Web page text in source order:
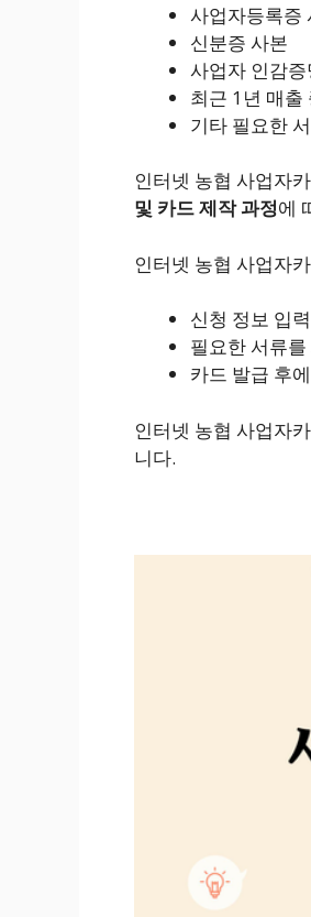
사업자등록증
신분증 사본
사업자 인감증
최근 1년 매출
기타 필요한
인터넷 농협 사업자
및 카드 제작 과정에
인터넷 농협 사업자
신청 정보 입
필요한 서류
카드 발급 후
인터넷 농협 사업자
니다.